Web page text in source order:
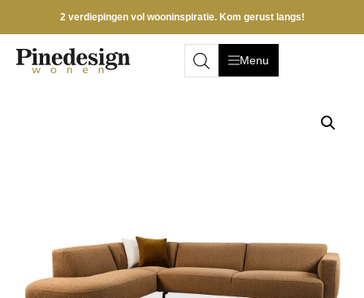
2 verdiepingen vol wooninspiratie. Kom gerust langs!
Menu